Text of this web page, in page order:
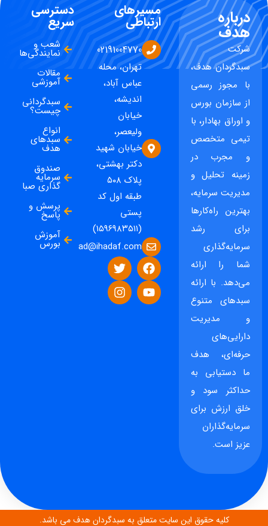
درباره
هدف
شرکت
سبدگردان هدف،
با مجوز رسمی
از سازمان بورس
و اوراق بهادار، با
تیمی متخصص
و مجرب در
زمینه تحلیل و
مدیریت سرمایه،
بهترین راه‌کارها
برای رشد
سرمایه‌گذاری
شما را ارائه
می‌دهد. با ارائه
سبدهای متنوع
و مدیریت
دارایی‌های
حرفه‌ای، هدف
ما دستیابی به
حداکثر سود و
خلق ارزش برای
سرمایه‌گذاران
عزیز است.
مسیرهای
ارتباطی
02191004770
تهران، محله
عباس آباد،
اندیشه،
خیابان
ولیعصر،
خیابان شهید
دکتر بهشتی،
پلاک ۵۰۸
طبقه اول کد
پستی
(۱۵۹۶۹۸۳۵۱۱)
ad@ihadaf.com
دسترسی
سریع
شعب و
نمایندگی‌ها
مقالات
آموزشی
سبدگردانی
چیست؟
انواع
سبدهای
هدف
صندوق
سرمایه
گذاری صبا
پرسش و
پاسخ
آموزش
بورس
کلیه حقوق این سایت متعلق به سبدگردان هدف می باشد.